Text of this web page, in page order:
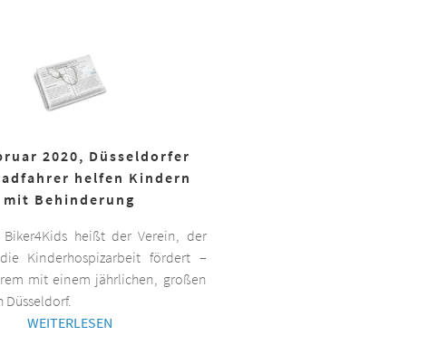
2020, Düsseldorfer
helfen Kindern
mit Behinderung
Biker4Kids heißt der Verein, der
Kinderhospizarbeit fördert –
mit einem jährlichen, großen
Düsseldorf.
WEITERLESEN